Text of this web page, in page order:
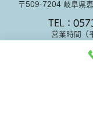
〒509-7204 岐阜県
TEL：
営業時間
（土・